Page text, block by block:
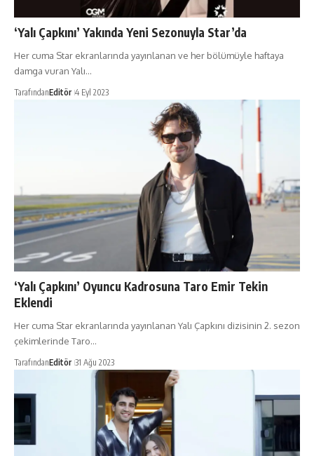
‘Yalı Çapkını’ Yakında Yeni Sezonuyla Star’da
Her cuma Star ekranlarında yayınlanan ve her bölümüyle haftaya
damga vuran Yalı…
TarafındanEditör 4 Eyl 2023
‘Yalı Çapkını’ Oyuncu Kadrosuna Taro Emir Tekin
Eklendi
Her cuma Star ekranlarında yayınlanan Yalı Çapkını dizisinin 2. sezon
çekimlerinde Taro…
TarafındanEditör 31 Ağu 2023